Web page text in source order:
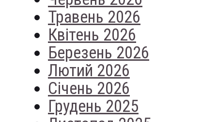
Травень 2026
Квітень 2026
Березень 2026
Лютий 2026
Січень 2026
Грудень 2025